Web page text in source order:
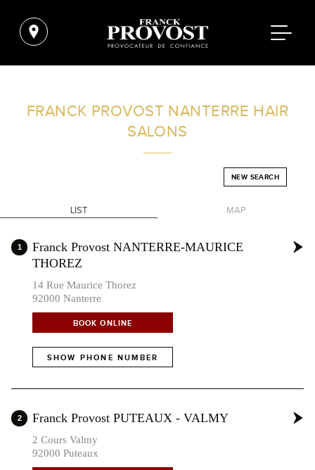
FRANCK PROVOST NANTERRE HAIR
SALONS
NEW SEARCH
LIST MAP
+
1
Franck Provost NANTERRE-MAURICE
THOREZ
14 Rue Maurice Thorez
92000 Nanterre
BOOK ONLINE
SHOW PHONE NUMBER
2 Franck Provost PUTEAUX - VALMY
2 Cours Valmy
92000 Puteaux